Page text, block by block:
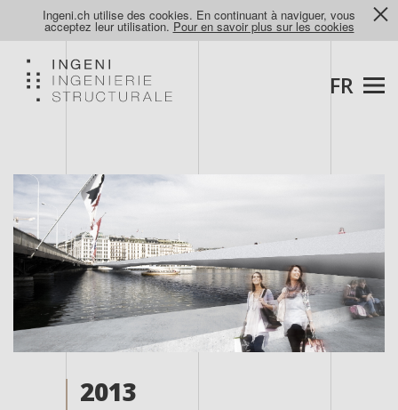
Ingeni.ch utilise des cookies. En continuant à naviguer, vous
acceptez leur utilisation. Pour en savoir plus sur les cookies
FR
2013